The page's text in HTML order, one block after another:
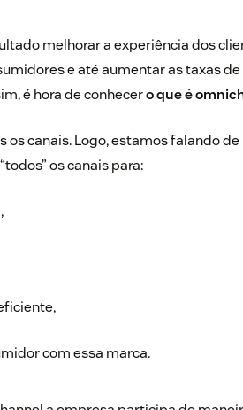
melhorar a experiência dos
e até aumentar as taxas de
é hora de conhecero que é
os canais. Logo, estamos falando
os canais para:
com essa marca.